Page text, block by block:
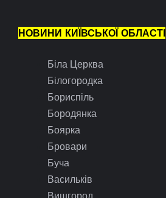
НОВИНИ КИЇВСЬКОЇ ОБЛАСТІ
Біла Церква
Білогородка
Бориспіль
Бородянка
Боярка
Бровари
Буча
Васильків
Вишгород